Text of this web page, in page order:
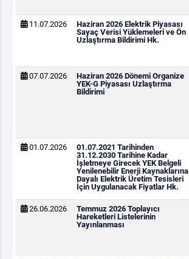
11.07.2026
Haziran 2026 Elektrik Piyasası
Sayaç Verisi Yüklemeleri ve Ön
Uzlaştırma Bildirimi Hk.
07.07.2026
Haziran 2026 Dönemi Organize
YEK-G Piyasası Uzlaştırma
Bildirimi
01.07.2026
01.07.2021 Tarihinden
31.12.2030 Tarihine Kadar
İşletmeye Girecek YEK Belgeli
Yenilenebilir Enerji Kaynaklarına
Dayalı Elektrik Üretim Tesisleri
İçin Uygulanacak Fiyatlar Hk.
26.06.2026
Temmuz 2026 Toplayıcı
Hareketleri Listelerinin
Yayınlanması